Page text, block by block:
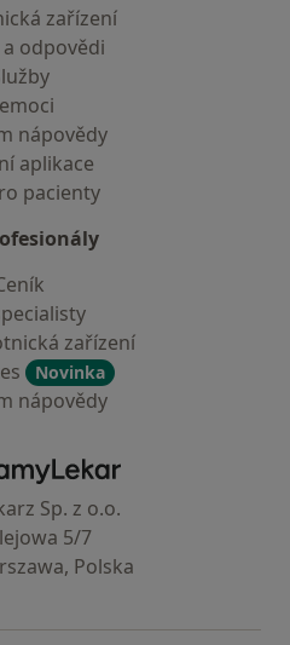
zařízení
odpovědi
nápovědy
aplikace
pacienty
zařízení
Novinka
nápovědy
ZnamyLekar - Hlavní stránka
Sp. z o.o.
5/7
Polska